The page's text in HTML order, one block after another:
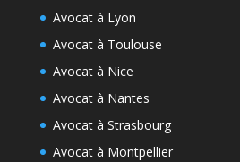
Avocat à Lyon
Avocat à Toulouse
Avocat à Nice
Avocat à Nantes
Avocat à Strasbourg
Avocat à Montpellier